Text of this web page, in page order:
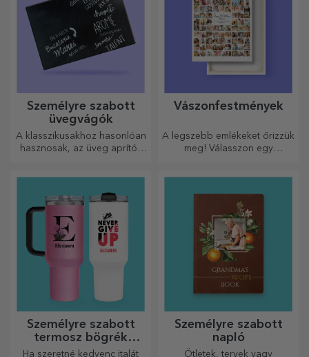
Személyre szabott
üvegvágók
A klasszikusakhoz hasonlóan
hasznosak, az üveg aprítók
kölcsönöznek a konyhának.
Vászonfestmények
A legszebb emlékeket őrizzük
meg! Válasszon egy
Személyre szabott
termosz bögrék
fogantyúval és
Ha szeretné kedvenc italát
Személyre szabott
napló
Ötletek, tervek vagy